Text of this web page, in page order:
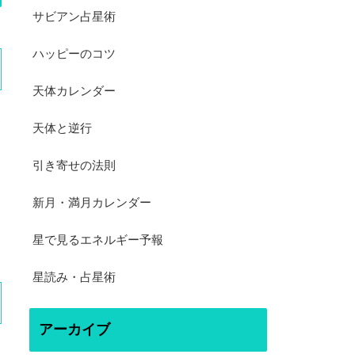
サビアン占星術
ハッピーのコツ
天体カレンダー
天体と逆行
引き寄せの法則
新月・満月カレンダー
星で見るエネルギー予報
星読み・占星術
アーカイブ